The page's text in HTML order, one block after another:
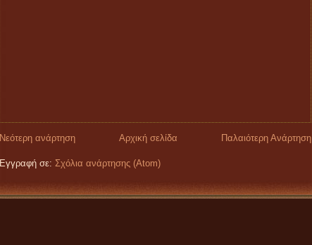
Νεότερη ανάρτηση Παλαιότερη Ανάρτηση
Αρχική σελίδα
Εγγραφή σε: Σχόλια ανάρτησης (Atom)